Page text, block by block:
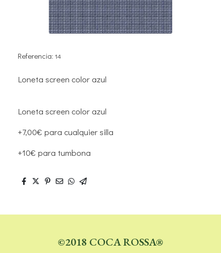
Referencia: 14
Loneta screen color azul
Loneta screen color azul
+7,00€ para cualquier silla
+10€ para tumbona
©2018 COCA ROSSA®